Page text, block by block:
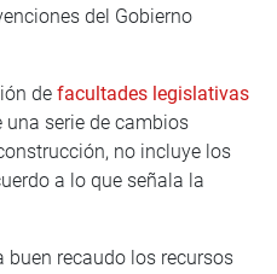
del Gobierno
de facultades legislativas
una serie de cambios
no incluye los
a lo que señala la
recaudo los recursos